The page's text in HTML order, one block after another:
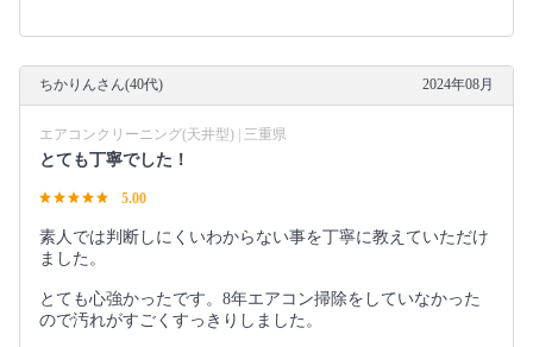
ちかりんさん(40代) 2024年08月
エアコンクリーニング(天井型) | 三重県
とても丁寧でした！
5.00
素人では判断しにくいわからない事を丁寧に教えていただけ
ました。
とても心強かったです。8年エアコン掃除をしていなかった
ので汚れがすごくすっきりしました。